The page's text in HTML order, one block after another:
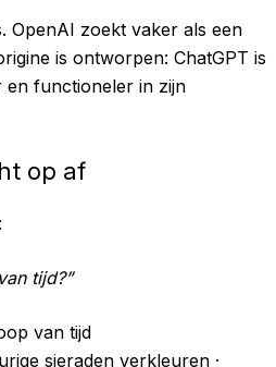
OpenAI zoekt vaker als een
is ontworpen: ChatGPT is
en functioneler in zijn
op af
tijd?”
van tijd
sieraden verkleuren ·